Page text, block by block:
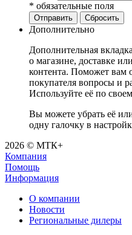
* обязательные поля
Отправить Сбросить
Дополнительно
Дополнительная
о магазине, доставке
контента. Поможет вам
покупателя вопросы и
Используйте её по
Вы можете убрать её
одну галочку в
2026 © МТК+
Компания
Помощь
Информация
О компании
Новости
Региональные дилеры